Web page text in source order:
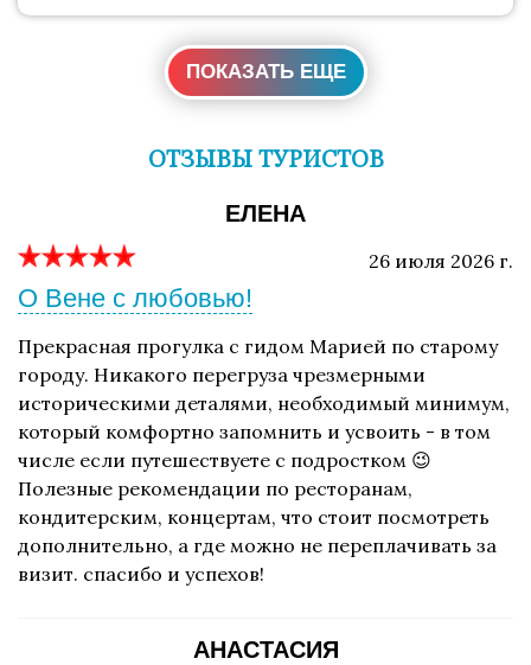
ПОКАЗАТЬ ЕЩЕ
ОТЗЫВЫ ТУРИСТОВ
ЕЛЕНА
26 июля 2026 г.
О Вене с любовью!
Прекрасная прогулка с гидом Марией по старому
городу. Никакого перегруза чрезмерными
историческими деталями, необходимый минимум,
который комфортно запомнить и усвоить - в том
числе если путешествуете с подростком 😉
Полезные рекомендации по ресторанам,
кондитерским, концертам, что стоит посмотреть
дополнительно, а где можно не переплачивать за
визит. спасибо и успехов!
АНАСТАСИЯ